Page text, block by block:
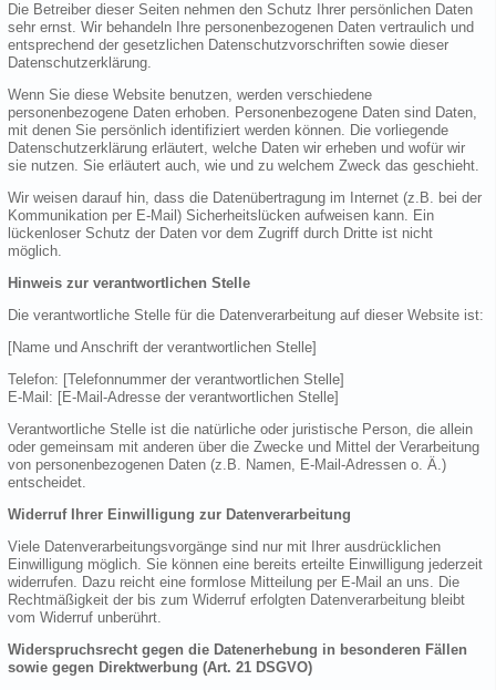
Die Betreiber dieser Seiten nehmen den Schutz Ihrer persönlichen Daten
sehr ernst. Wir behandeln Ihre personenbezogenen Daten vertraulich und
entsprechend der gesetzlichen Datenschutzvorschriften sowie dieser
Datenschutzerklärung.
Wenn Sie diese Website benutzen, werden verschiedene
personenbezogene Daten erhoben. Personenbezogene Daten sind Daten,
mit denen Sie persönlich identifiziert werden können. Die vorliegende
Datenschutzerklärung erläutert, welche Daten wir erheben und wofür wir
sie nutzen. Sie erläutert auch, wie und zu welchem Zweck das geschieht.
Wir weisen darauf hin, dass die Datenübertragung im Internet (z.B. bei der
Kommunikation per E-Mail) Sicherheitslücken aufweisen kann. Ein
lückenloser Schutz der Daten vor dem Zugriff durch Dritte ist nicht
möglich.
Hinweis zur verantwortlichen Stelle
Die verantwortliche Stelle für die Datenverarbeitung auf dieser Website ist:
[Name und Anschrift der verantwortlichen Stelle]
Telefon: [Telefonnummer der verantwortlichen Stelle]
E-Mail: [E-Mail-Adresse der verantwortlichen Stelle]
Verantwortliche Stelle ist die natürliche oder juristische Person, die allein
oder gemeinsam mit anderen über die Zwecke und Mittel der Verarbeitung
von personenbezogenen Daten (z.B. Namen, E-Mail-Adressen o. Ä.)
entscheidet.
Widerruf Ihrer Einwilligung zur Datenverarbeitung
Viele Datenverarbeitungsvorgänge sind nur mit Ihrer ausdrücklichen
Einwilligung möglich. Sie können eine bereits erteilte Einwilligung jederzeit
widerrufen. Dazu reicht eine formlose Mitteilung per E-Mail an uns. Die
Rechtmäßigkeit der bis zum Widerruf erfolgten Datenverarbeitung bleibt
vom Widerruf unberührt.
Widerspruchsrecht gegen die Datenerhebung in besonderen Fällen
sowie gegen Direktwerbung (Art. 21 DSGVO)